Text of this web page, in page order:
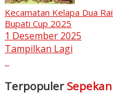
Kecamatan Kelapa Dua
Bupati Cup 2025
1 Desember 2025
Tampilkan Lagi
Terpopuler Sepekan